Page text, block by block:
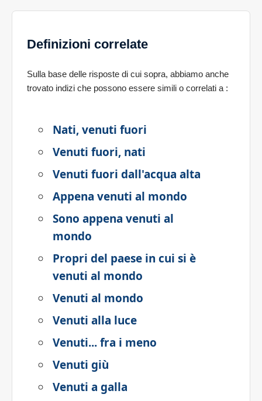
Definizioni correlate
Sulla base delle risposte di cui sopra, abbiamo anche
trovato indizi che possono essere simili o correlati a :
Nati, venuti fuori
Venuti fuori, nati
Venuti fuori dall'acqua alta
Appena venuti al mondo
Sono appena venuti al
mondo
Propri del paese in cui si è
venuti al mondo
Venuti al mondo
Venuti alla luce
Venuti... fra i meno
Venuti giù
Venuti a galla